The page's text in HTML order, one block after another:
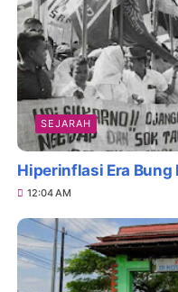
SEJARAH
Hiperinflasi Era Bung
12:04 AM